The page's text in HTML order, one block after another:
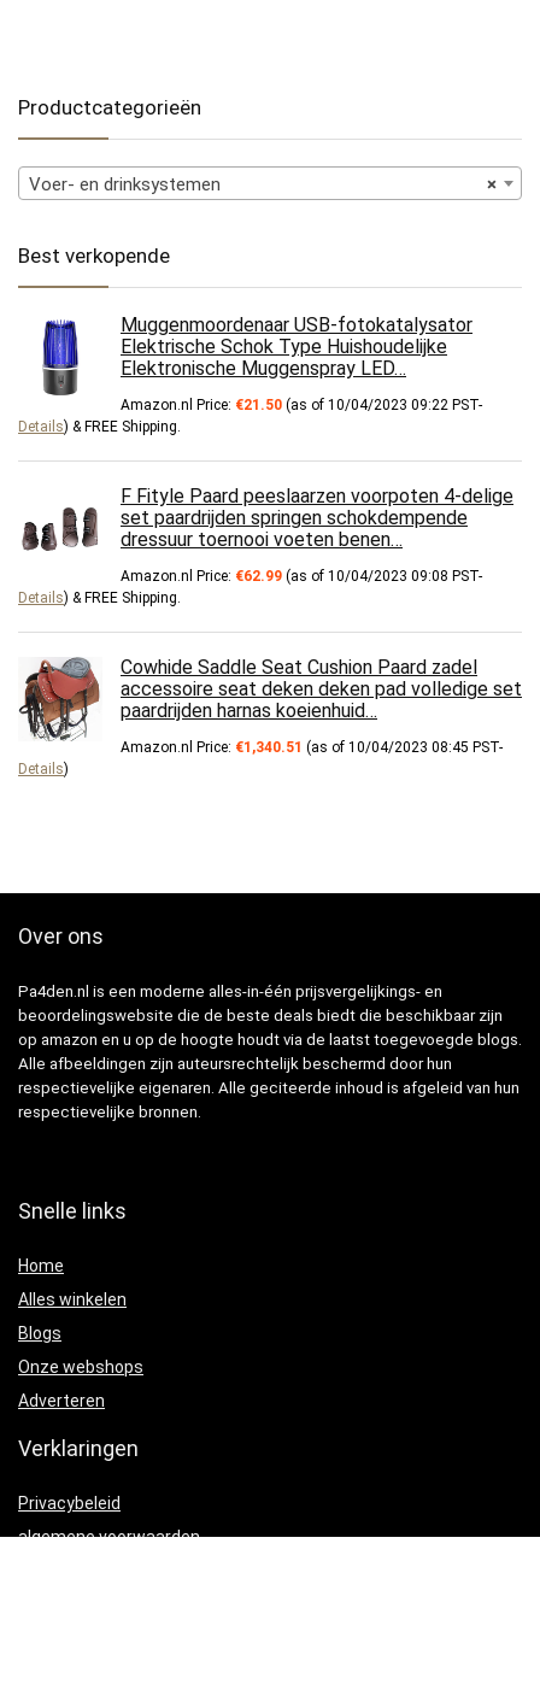
Productcategorieën
×
Voer- en drinksystemen
Best verkopende
Muggenmoordenaar USB-fotokatalysator
Elektrische Schok Type Huishoudelijke
Elektronische Muggenspray LED…
Amazon.nl Price: €21.50 (as of 10/04/2023 09:22 PST-
Details) & FREE Shipping.
F Fityle Paard peeslaarzen voorpoten 4-delige
set paardrijden springen schokdempende
dressuur toernooi voeten benen…
Amazon.nl Price: €62.99 (as of 10/04/2023 09:08 PST-
Details) & FREE Shipping.
Cowhide Saddle Seat Cushion Paard zadel
accessoire seat deken deken pad volledige set
paardrijden harnas koeienhuid…
Amazon.nl Price: €1,340.51 (as of 10/04/2023 08:45 PST-
Details)
Over ons
Pa4den.nl is een moderne alles-in-één prijsvergelijkings- en
beoordelingswebsite die de beste deals biedt die beschikbaar zijn
op amazon en u op de hoogte houdt via de laatst toegevoegde blogs.
Alle afbeeldingen zijn auteursrechtelijk beschermd door hun
respectievelijke eigenaren. Alle geciteerde inhoud is afgeleid van hun
respectievelijke bronnen.
Snelle links
Home
Alles winkelen
Blogs
Onze webshops
Adverteren
Verklaringen
Privacybeleid
algemene voorwaarden